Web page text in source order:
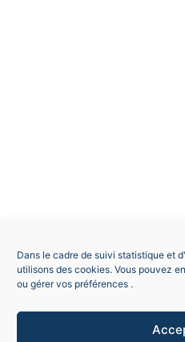
Dans le cadre de suivi statistique et
utilisons des cookies. Vous pouvez
ou gérer vos préférences .